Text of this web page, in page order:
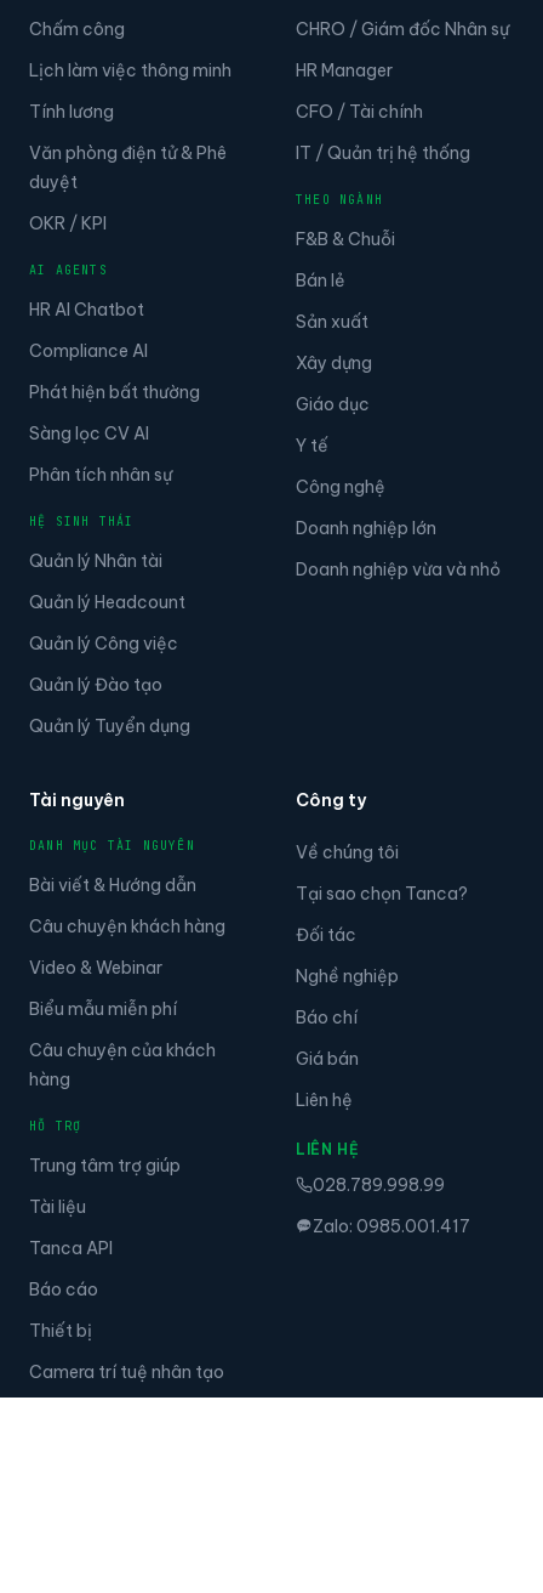
Chấm công
Lịch làm việc thông minh
Tính lương
Văn phòng điện tử & Phê
duyệt
OKR / KPI
AI AGENTS
HR AI Chatbot
Compliance AI
Phát hiện bất thường
Sàng lọc CV AI
Phân tích nhân sự
HỆ SINH THÁI
Quản lý Nhân tài
Quản lý Headcount
Quản lý Công việc
Quản lý Đào tạo
Quản lý Tuyển dụng
CHRO / Giám đốc Nhân sự
HR Manager
CFO / Tài chính
IT / Quản trị hệ thống
THEO NGÀNH
F&B & Chuỗi
Bán lẻ
Sản xuất
Xây dựng
Giáo dục
Y tế
Công nghệ
Doanh nghiệp lớn
Doanh nghiệp vừa và nhỏ
Tài nguyên
DANH MỤC TÀI NGUYÊN
Bài viết & Hướng dẫn
Câu chuyện khách hàng
Video & Webinar
Biểu mẫu miễn phí
Câu chuyện của khách
hàng
HỖ TRỢ
Trung tâm trợ giúp
Tài liệu
Tanca API
Báo cáo
Thiết bị
Camera trí tuệ nhân tạo
Công ty
Về chúng tôi
Tại sao chọn Tanca?
Đối tác
Nghề nghiệp
Báo chí
Giá bán
Liên hệ
LIÊN HỆ
028.789.998.99
Zalo: 0985.001.417